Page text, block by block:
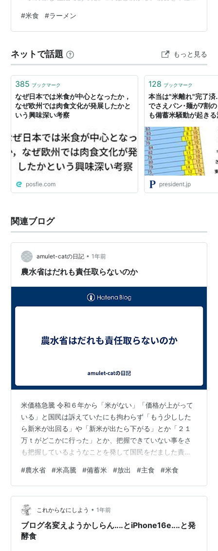
る。朝食も和食にすることは、触感、 リズムのうえで抵
抗が有った。 しかし馴れるに従い、ラーメンの 食べる回
年前頃からである。不思議にも 今、考えてみれば、米の
値段が、 右上がりに高くなり始めたころから だと気が付
いた。現在はこ…
#米食 #ラーメン
ネットで話題 もっと見る
385 ブックマーク
なぜ日本では米食が中心となったか，
なぜ欧州では肉食文化が発展したかと
いう興味深い考察
posfie.com
128 ブックマーク
本当は"米離れ"完了
でさえパン･麺が7割
も備蓄米騒動が起き
たが､その後､急減
president.jp
関連ブログ
amulet-catの日記 • 1年前
農水省はだれも責任取らないのか
米価格急騰 令和６年から「米がない」「価格が上がって
いる」と国民は訴えていたにも拘わらず「もう少しした
ら新米が出回る」や「新米が出たら下がる」とか「２１
万ｔがどこかに行った」とか、把握できていない事をさ
も把握しているようなことを発して国民をだました責任
２１万ｔ放出すれば下がる」、でも下がらない。 今度
は、「精米に時間がかかる」「トラックが足りてな
い」、さて次の言い訳は？。 だいたい「備蓄米放出する
まえから市場の値段が下がれれば返却していただく」な
どの方針を発する、元々足りてない認識がない。 いや、
減反政策そのものが間違っていることを認めたくな…
#農水省 #米高騰 #備蓄米 #放出 #主食 #米食
これからなにしよう • 1年前
ブログ名変えようかしらん‥‥とiPhone16e‥‥と発
酵食